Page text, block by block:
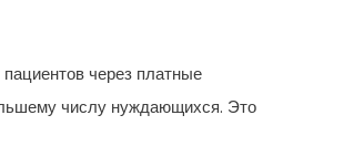
через платные
числу нуждающихся. Это